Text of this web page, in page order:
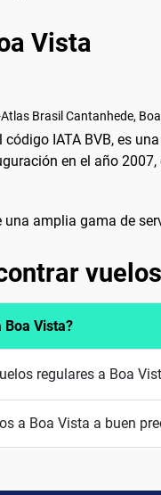
Vista
Brasil Cantanhede,
IATA BVB, es
en el año
una amplia gama de
Boa Vista?
regulares a Boa
a Boa Vista a buen